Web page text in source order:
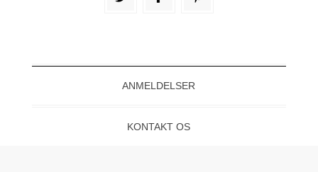
ANMELDELSER
KONTAKT OS